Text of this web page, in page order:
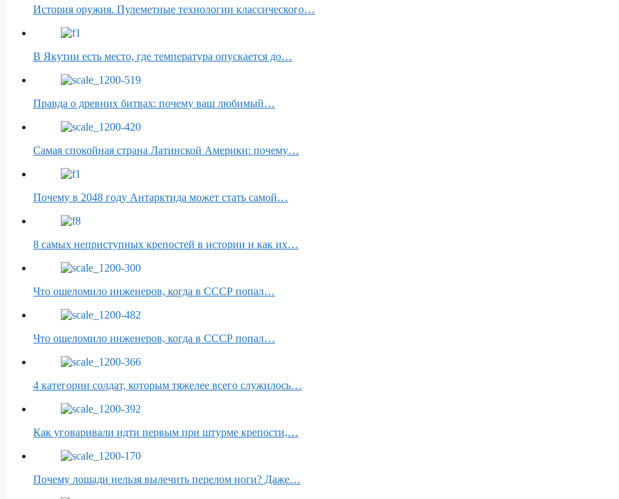
История оружия. Пулеметные технологии классического…
В Якутии есть место, где температура опускается до…
Правда о древних битвах: почему ваш любимый…
Самая спокойная страна Латинской Америки: почему…
Почему в 2048 году Антарктида может стать самой…
8 самых неприступных крепостей в истории и как их…
Что ошеломило инженеров, когда в СССР попал…
Что ошеломило инженеров, когда в СССР попал…
4 категории солдат, которым тяжелее всего служилось…
Как уговаривали идти первым при штурме крепости,…
Почему лошади нельзя вылечить перелом ноги? Даже…